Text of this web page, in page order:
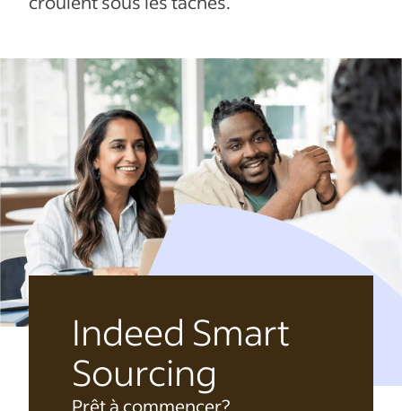
Indeed Smart
Sourcing
Prêt à commencer?